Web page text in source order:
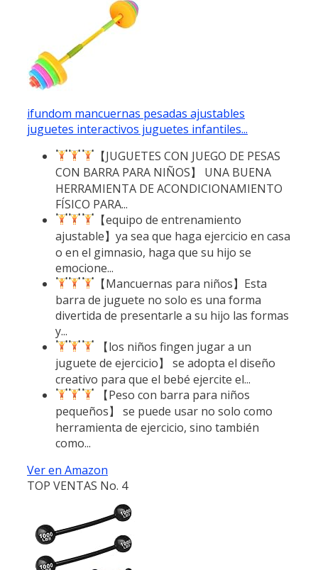
ifundom mancuernas pesadas ajustables
juguetes interactivos juguetes infantiles...
【JUGUETES CON JUEGO DE PESAS
CON BARRA PARA NIÑOS】 UNA BUENA
HERRAMIENTA DE ACONDICIONAMIENTO
FÍSICO PARA...
【equipo de entrenamiento
ajustable】ya sea que haga ejercicio en casa
o en el gimnasio, haga que su hijo se
emocione...
【Mancuernas para niños】Esta
barra de juguete no solo es una forma
divertida de presentarle a su hijo las formas
y...
【los niños fingen jugar a un
juguete de ejercicio】 se adopta el diseño
creativo para que el bebé ejercite el...
【Peso con barra para niños
pequeños】 se puede usar no solo como
herramienta de ejercicio, sino también
como...
Ver en Amazon
TOP VENTAS No. 4